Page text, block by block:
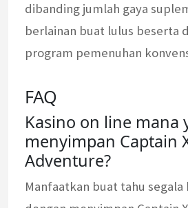
dibanding jumlah gaya
berlainan buat lulus beserta
program pemenuhan
FAQ
Kasino on line mana
menyimpan Captain
Adventure?
Manfaatkan buat tahu segala